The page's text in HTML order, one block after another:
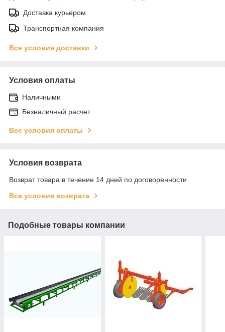
Доставка курьером
Транспортная компания
Все условия доставки
Условия оплаты
Наличными
Безналичный расчет
Все условия оплаты
Условия возврата
Возврат товара в течение 14 дней по договоренности
Все условия возврата
Подобные товары компании